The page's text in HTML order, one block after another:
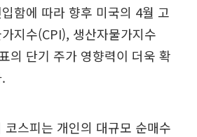
함에 따라 향후 미국의 4월 고
지수(CPI), 생산자물가지수
의 단기 주가 영향력이 더욱 확
코스피는 개인의 대규모 순매수